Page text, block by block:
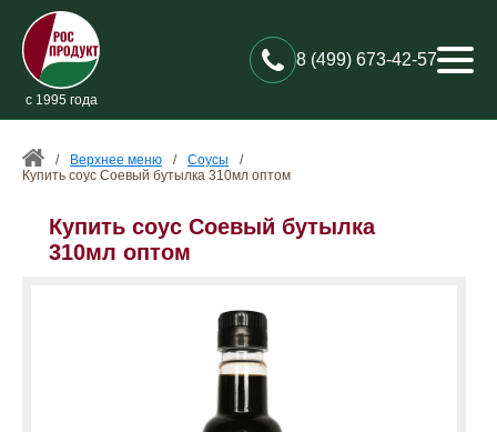
с 1995 года
8 (499) 673-42-57
/ Верхнее меню / Соусы
/
Купить соус Соевый бутылка 310мл оптом
Купить соус Соевый бутылка
310мл оптом